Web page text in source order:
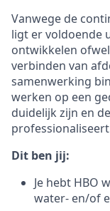
Vanwege de
ligt er voldoende
ontwikkelen
verbinden van
samenwerking
werken op een
duidelijk zijn en
Dit ben jij:
Je hebt HBO
water- en/of